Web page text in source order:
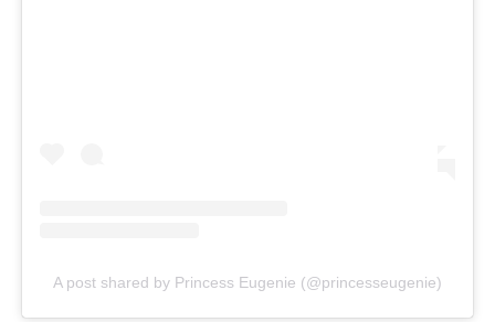
A post shared by Princess Eugenie (@princesseugenie)